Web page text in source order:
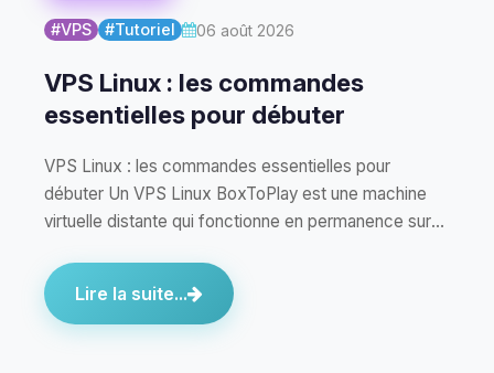
#VPS #Tutoriel 06 août 2026
VPS Linux : les commandes
essentielles pour débuter
VPS Linux : les commandes essentielles pour
débuter Un VPS Linux BoxToPlay est une machine
virtuelle distante qui fonctionne en permanence sur
Lire la suite...